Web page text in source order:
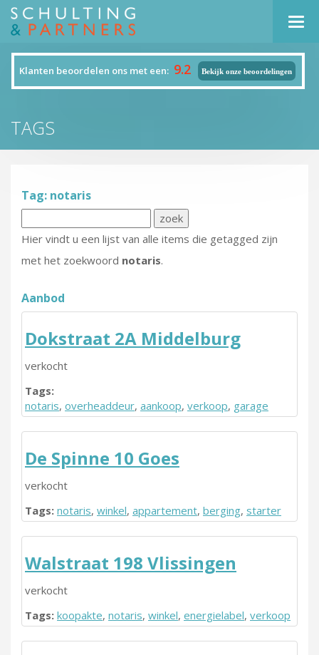
Klanten beoordelen ons met een: 9.2 Bekijk onze beoordelingen
TAGS
Tag: notaris
Hier vindt u een lijst van alle items die getagged zijn
met het zoekwoord notaris.
Aanbod
Dokstraat 2A Middelburg
verkocht
Tags:
notaris, overheaddeur, aankoop, verkoop, garage
De Spinne 10 Goes
verkocht
Tags: notaris, winkel, appartement, berging, starter
Walstraat 198 Vlissingen
verkocht
Tags: koopakte, notaris, winkel, energielabel, verkoop